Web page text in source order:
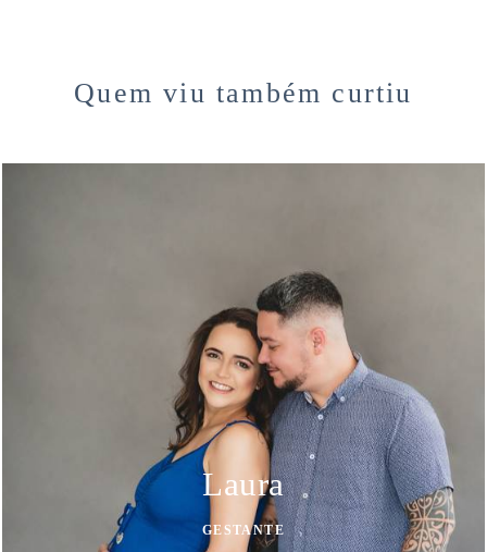
Quem viu também curtiu
Laura
GESTANTE